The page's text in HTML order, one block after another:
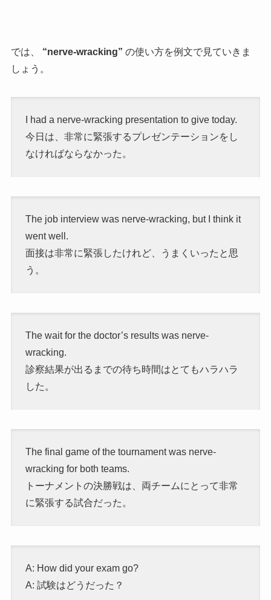
では、 “nerve-wracking” の使い方を例文で見ていきま
しょう。
I had a nerve-wracking presentation to give today.
今日は、非常に緊張するプレゼンテーションをし
なければならなかった。
The job interview was nerve-wracking, but I think it
went well.
面接は非常に緊張したけれど、うまくいったと思
う。
The wait for the doctor’s results was nerve-
wracking.
診察結果が出るまでの待ち時間はとてもハラハラ
した。
The final game of the tournament was nerve-
wracking for both teams.
トーナメントの決勝戦は、両チームにとって非常
に緊張する試合だった。
A: How did your exam go?
A: 試験はどうだった？